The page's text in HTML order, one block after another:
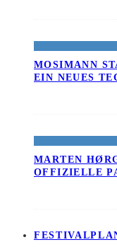
MOSIMANN
EIN NEUES
MARTEN
OFFIZIELLE